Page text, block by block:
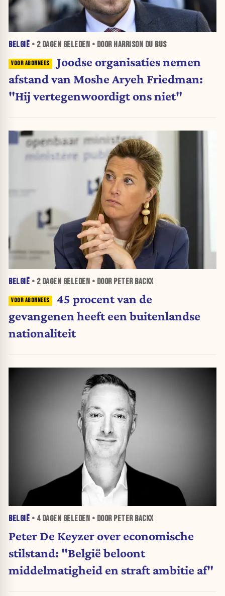
BELGIË • 2 DAGEN GELEDEN • DOOR HARRISON DU BUS
Joodse organisaties nemen
afstand van Moshe Aryeh Friedman:
"Hij vertegenwoordigt ons niet"
BELGIË • 2 DAGEN GELEDEN • DOOR PETER BACKX
45 procent van de
gevangenen heeft een buitenlandse
nationaliteit
BELGIË • 4 DAGEN GELEDEN • DOOR PETER BACKX
Peter De Keyzer over economische
stilstand: "België beloont
middelmatigheid en straft ambitie af"